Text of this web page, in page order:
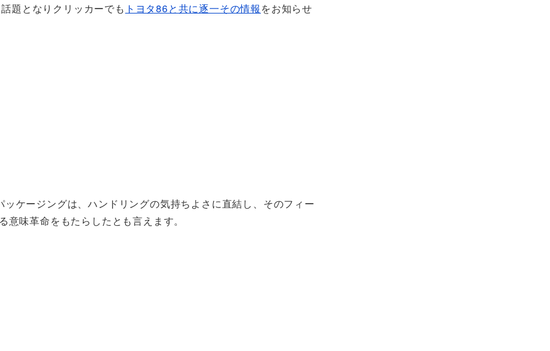
題となりクリッカーでも トヨタ86と共に逐一その情報 をお知らせ
ケージングは、ハンドリングの気持ちよさに直結し、そのフィー
味革命をもたらしたとも言えます。